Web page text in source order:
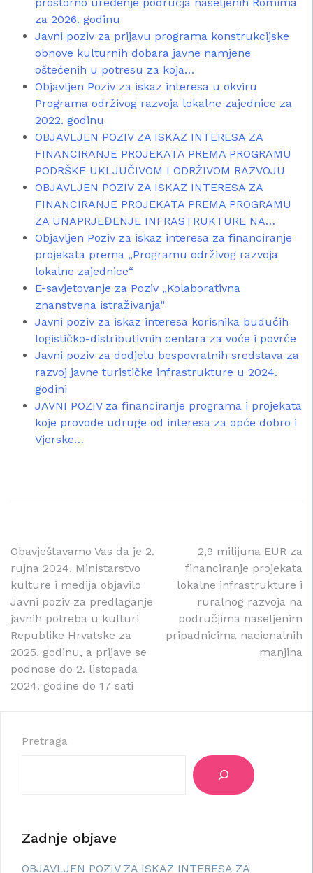
za 2026. godinu
Javni poziv za prijavu programa konstrukcijske
obnove kulturnih dobara javne namjene
oštećenih u potresu za koja…
Objavljen Poziv za iskaz interesa u okviru
Programa održivog razvoja lokalne zajednice za
2022. godinu
OBJAVLJEN POZIV ZA ISKAZ INTERESA ZA
FINANCIRANJE PROJEKATA PREMA PROGRAMU
PODRŠKE UKLJUČIVOM I ODRŽIVOM RAZVOJU
OBJAVLJEN POZIV ZA ISKAZ INTERESA ZA
FINANCIRANJE PROJEKATA PREMA PROGRAMU
ZA UNAPRJEĐENJE INFRASTRUKTURE NA…
Objavljen Poziv za iskaz interesa za financiranje
projekata prema „Programu održivog razvoja
lokalne zajednice“
E-savjetovanje za Poziv „Kolaborativna
znanstvena istraživanja“
Javni poziv za iskaz interesa korisnika budućih
logističko-distributivnih centara za voće i povrće
Javni poziv za dodjelu bespovratnih sredstava za
razvoj javne turističke infrastrukture u 2024.
godini
JAVNI POZIV za financiranje programa i projekata
koje provode udruge od interesa za opće dobro i
Vjerske…
Navigacija
objava
Obavještavamo Vas da je 2.
rujna 2024. Ministarstvo
kulture i medija objavilo
Javni poziv za predlaganje
javnih potreba u kulturi
Republike Hrvatske za
2025. godinu, a prijave se
podnose do 2. listopada
2024. godine do 17 sati
2,9 milijuna EUR za
financiranje projekata
lokalne infrastrukture i
ruralnog razvoja na
područjima naseljenim
pripadnicima nacionalnih
manjina
Pretraga
Zadnje objave
OBJAVLJEN POZIV ZA ISKAZ INTERESA ZA